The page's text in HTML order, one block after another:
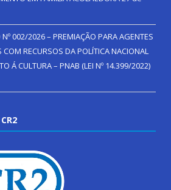
002/2026 – PREMIAÇÃO PARA AGENTES
COM RECURSOS DA POLÍTICA NACIONAL
Á CULTURA – PNAB (LEI Nº 14.399/2022)